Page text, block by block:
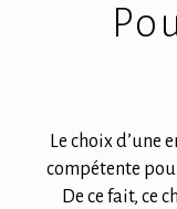
Le choix d’une
compétente
De ce fait, ce